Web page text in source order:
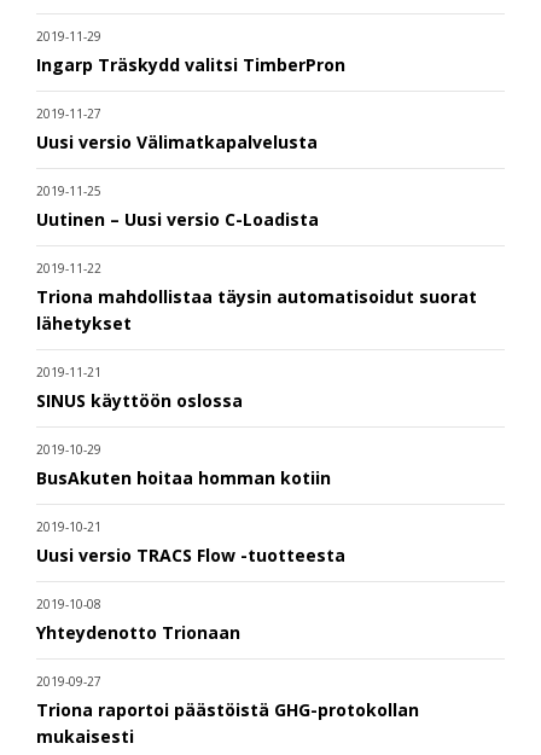
2019-11-29
Ingarp Träskydd valitsi TimberPron
2019-11-27
Uusi versio Välimatkapalvelusta
2019-11-25
Uutinen – Uusi versio C-Loadista
2019-11-22
Triona mahdollistaa täysin automatisoidut suorat
lähetykset
2019-11-21
SINUS käyttöön oslossa
2019-10-29
BusAkuten hoitaa homman kotiin
2019-10-21
Uusi versio TRACS Flow -tuotteesta
2019-10-08
Yhteydenotto Trionaan
2019-09-27
Triona raportoi päästöistä GHG-protokollan
mukaisesti